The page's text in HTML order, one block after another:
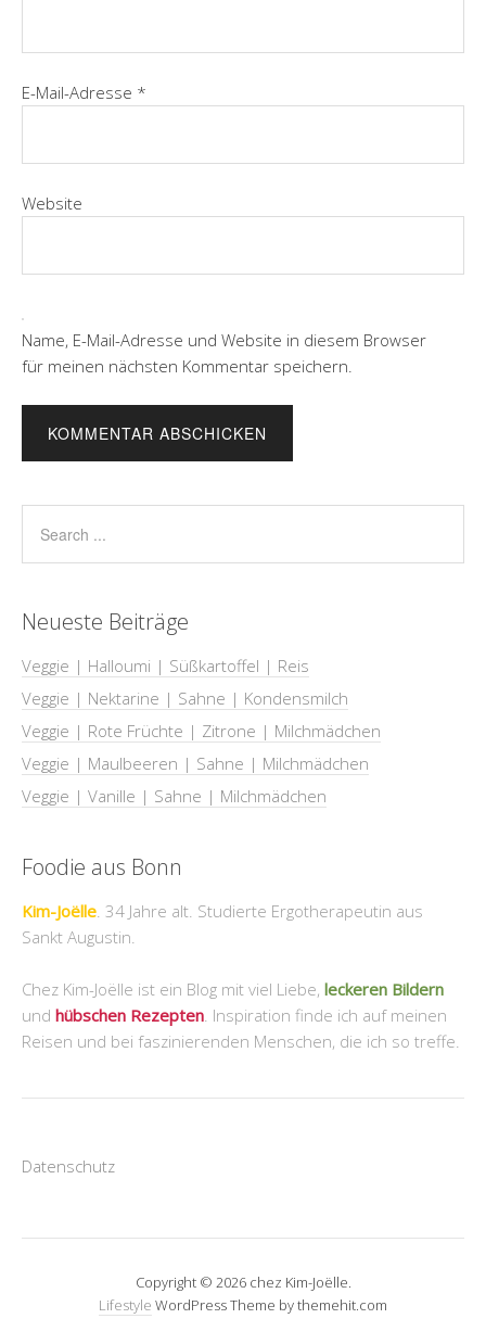
E-Mail-Adresse *
Website
Name, E-Mail-Adresse und Website in diesem Browser
für meinen nächsten Kommentar speichern.
Neueste Beiträge
Veggie | Halloumi | Süßkartoffel | Reis
Veggie | Nektarine | Sahne | Kondensmilch
Veggie | Rote Früchte | Zitrone | Milchmädchen
Veggie | Maulbeeren | Sahne | Milchmädchen
Veggie | Vanille | Sahne | Milchmädchen
Foodie aus Bonn
Kim-Joëlle. 34 Jahre alt. Studierte Ergotherapeutin aus
Sankt Augustin.
Chez Kim-Joëlle ist ein Blog mit viel Liebe, leckeren Bildern
und hübschen Rezepten. Inspiration finde ich auf meinen
Reisen und bei faszinierenden Menschen, die ich so treffe.
Datenschutz
Copyright © 2026 chez Kim-Joëlle.
Lifestyle WordPress Theme by themehit.com